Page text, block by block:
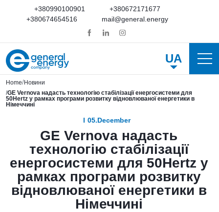
+380990100901
+380672171677
+380674654516
mail@general.energy
UA
Home Новини
GE Vernova надасть технологію стабілізації енергосистеми для
50Hertz у рамках програми розвитку відновлюваної енергетики в
Німеччині
05.December
GE Vernova надасть
технологію стабілізації
енергосистеми для 50Hertz у
рамках програми розвитку
відновлюваної енергетики в
Німеччині